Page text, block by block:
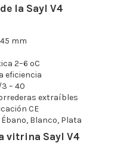
la Sayl V4
mm
2–6 ºC
eficiencia
– 40
extraíbles
CE
Ébano, Blanco, Plata
vitrina Sayl V4